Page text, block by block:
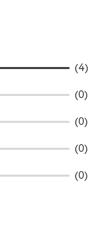
(4)
(0)
(0)
(0)
(0)